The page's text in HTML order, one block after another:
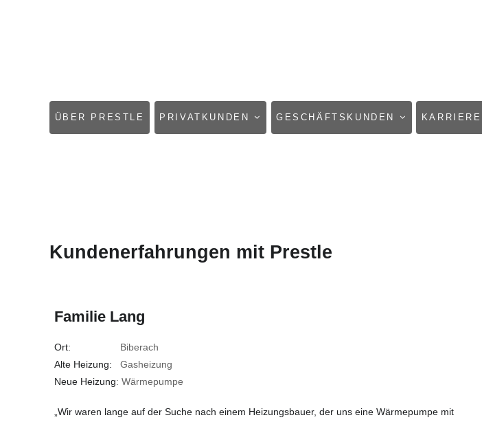
NAVIGATION
ÜBER PRESTLE PRIVATKUNDEN GESCHÄFTSKUNDEN KARRIERE
Kundenerfahrungen mit Prestle
Familie Lang
Ort: Biberach
Alte Heizung: Gasheizung
Neue Heizung: Wärmepumpe
„Wir waren lange auf der Suche nach einem Heizungsbauer, der uns eine Wärmepumpe mit